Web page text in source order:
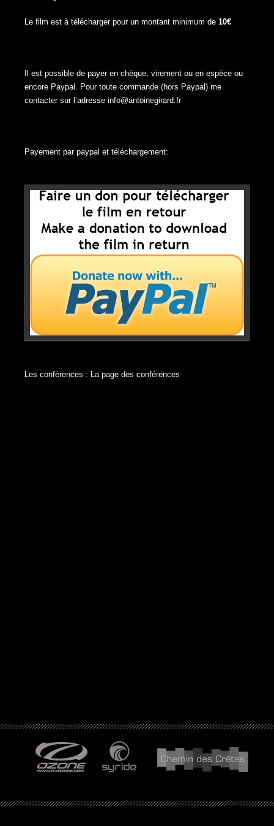
Le film est à télécharger pour un montant minimum de 10€
Il est possible de payer en chèque, virement ou en espèce ou
encore Paypal. Pour toute commande (hors Paypal) me
contacter sur l’adresse info@antoinegirard.fr
Payement par paypal et téléchargement:
Les conférences : La page des conférences